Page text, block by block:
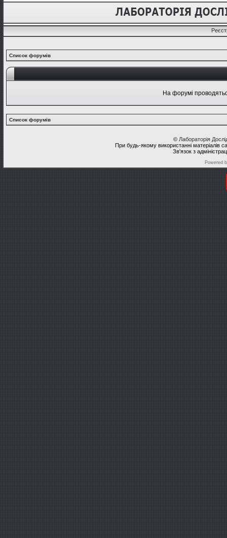
Список форумів
На форумі
Список форумів
© Лабораторія
При будь-якому використанні матеріалів
Зв'язок з
Powered